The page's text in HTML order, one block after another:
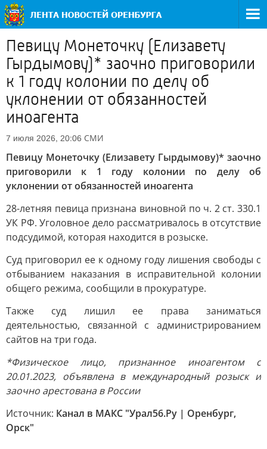
Певицу Монеточку (Елизавету
Гырдымову)* заочно приговорили
к 1 году колонии по делу об
уклонении от обязанностей
иноагента
7 июля 2026, 20:06 СМИ
Певицу Монеточку (Елизавету Гырдымову)* заочно
приговорили к 1 году колонии по делу об
уклонении от обязанностей иноагента
28-летняя певица признана виновной по ч. 2 ст. 330.1
УК РФ. Уголовное дело рассматривалось в отсутствие
подсудимой, которая находится в розыске.
Суд приговорил ее к одному году лишения свободы с
отбыванием наказания в исправительной колонии
общего режима, сообщили в прокуратуре.
Также суд лишил ее права заниматься
деятельностью, связанной с администрированием
сайтов на три года.
*Физическое лицо, признанное иноагентом с
20.01.2023, объявлена в международный розыск и
заочно арестована в России
Источник: Канал в МАКС "Урал56.Ру | Оренбург,
Орск"